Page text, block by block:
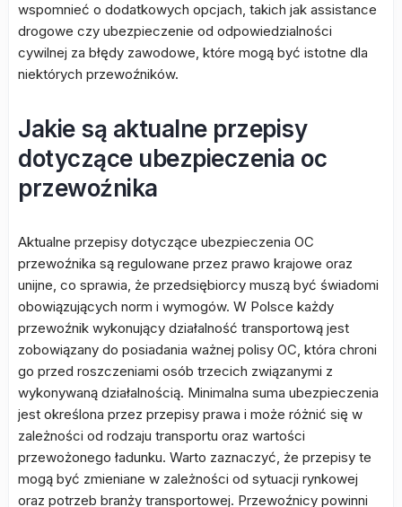
wspomnieć o dodatkowych opcjach, takich jak assistance
drogowe czy ubezpieczenie od odpowiedzialności
cywilnej za błędy zawodowe, które mogą być istotne dla
niektórych przewoźników.
Jakie są aktualne przepisy
dotyczące ubezpieczenia oc
przewoźnika
Aktualne przepisy dotyczące ubezpieczenia OC
przewoźnika są regulowane przez prawo krajowe oraz
unijne, co sprawia, że przedsiębiorcy muszą być świadomi
obowiązujących norm i wymogów. W Polsce każdy
przewoźnik wykonujący działalność transportową jest
zobowiązany do posiadania ważnej polisy OC, która chroni
go przed roszczeniami osób trzecich związanymi z
wykonywaną działalnością. Minimalna suma ubezpieczenia
jest określona przez przepisy prawa i może różnić się w
zależności od rodzaju transportu oraz wartości
przewożonego ładunku. Warto zaznaczyć, że przepisy te
mogą być zmieniane w zależności od sytuacji rynkowej
oraz potrzeb branży transportowej. Przewoźnicy powinni